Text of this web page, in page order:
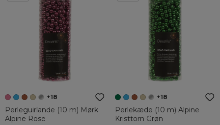
+18
Perleguirlande (10 m) Mørk
Alpine Rose
+18
Perlekæde (10 m) Alpine
Kristtorn Grøn